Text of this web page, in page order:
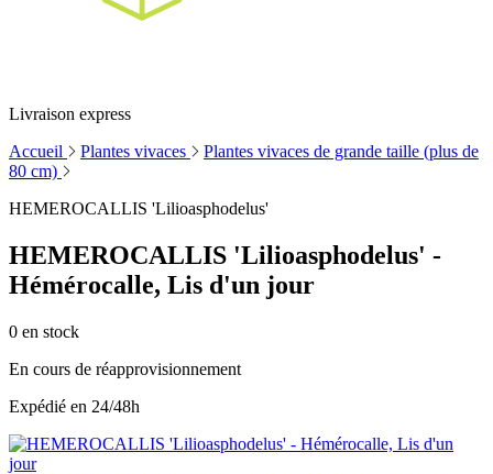
Livraison express
Accueil
Plantes vivaces
Plantes vivaces de grande taille (plus de
80 cm)
HEMEROCALLIS 'Lilioasphodelus'
HEMEROCALLIS 'Lilioasphodelus' -
Hémérocalle, Lis d'un jour
0 en stock
En cours de réapprovisionnement
Expédié en 24/48h